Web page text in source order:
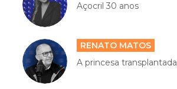
Açocril 30 anos
RENATO MATOS
A princesa transplantada